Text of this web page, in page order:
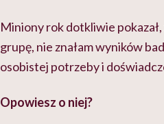
Miniony rok dotkliwie pokazał,
grupę, nie znałam wyników
osobistej potrzeby i
Opowiesz o niej?